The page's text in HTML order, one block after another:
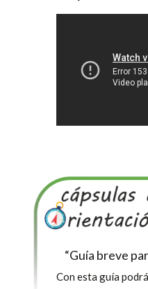
“Guía breve
Con esta guía